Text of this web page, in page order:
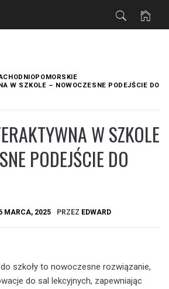
W SZKOLE – NOWOCZESNE PODEJŚCIE DO
W SZKOLE
PODEJŚCIE DO
MARCA, 2025 PRZEZ EDWARD
szkoły to nowoczesne rozwiązanie,
do sal lekcyjnych, zapewniając